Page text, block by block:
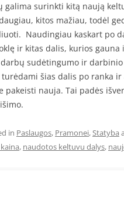
galima surinkti kitą naują
kitos mažiau, todėl
Naudingiau kaskart po
ir kitas dalis, kurios
sudėtingumo ir
šias dalis po ranka
pakeisti nauja. Tai padės
in Paslaugos, Pramonei,Statyba
, naudotos keltuvu dalys,